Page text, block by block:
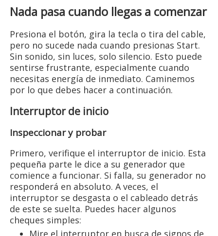
Nada pasa cuando llegas a comenzar
Presiona el botón, gira la tecla o tira del cable,
pero no sucede nada cuando presionas Start.
Sin sonido, sin luces, solo silencio. Esto puede
sentirse frustrante, especialmente cuando
necesitas energía de inmediato. Caminemos
por lo que debes hacer a continuación.
Interruptor de inicio
Inspeccionar y probar
Primero, verifique el interruptor de inicio. Esta
pequeña parte le dice a su generador que
comience a funcionar. Si falla, su generador no
responderá en absoluto. A veces, el
interruptor se desgasta o el cableado detrás
de este se suelta. Puedes hacer algunos
cheques simples:
Mire el interruptor en busca de signos de